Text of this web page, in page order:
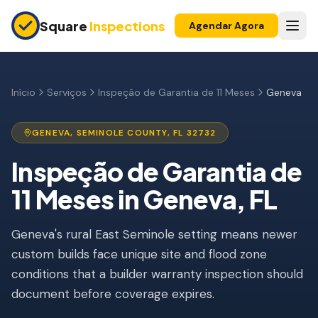
Square Inspections Agendar Agora
Inspeção Pré-Compra
Garantia 11 Meses
Inspeção de Apartamento
Inspeção Pré-Listagem
Imóvel para Investimento
INSPEÇÕES DE SEGURO
Inspeção 4 Pontos
Início Serviços Inspeção de Garantia de 11 Meses Geneva
GENEVA, SEMINOLE COUNTY, FL 32732
Inspeção de Garantia de
11 MesesinGeneva, FL
Geneva's rural East Seminole setting means newer
custom builds face unique site and flood zone
conditions that a builder warranty inspection should
document before coverage expires.